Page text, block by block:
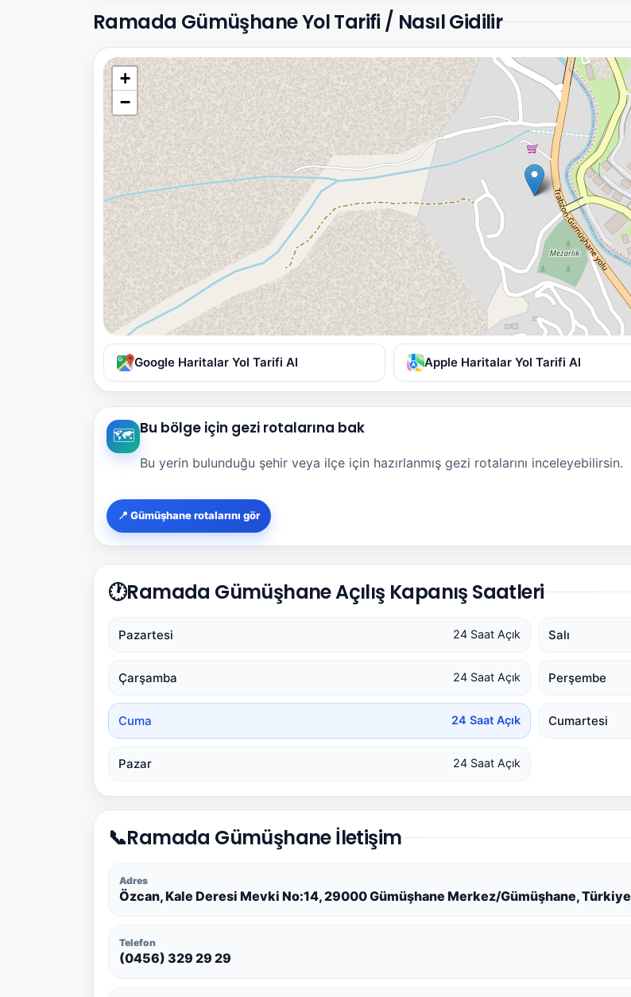
Ramada Gümüşhane Yol Tarifi / Nasıl Gidilir
+
−
Google Haritalar Yol Tarifi Al Apple Haritalar Yol Tarifi Al
🗺️ Bu bölge için gezi rotalarına bak
Bu yerin bulunduğu şehir veya ilçe için hazırlanmış gezi rotalarını inceleyebilirsin.
📍 Gümüşhane rotalarını gör
🕐Ramada Gümüşhane Açılış Kapanış Saatleri
Pazartesi 24 Saat Açık Salı
Çarşamba 24 Saat Açık Perşembe
Cuma 24 Saat Açık Cumartesi
Pazar 24 Saat Açık
📞Ramada Gümüşhane İletişim
Adres
Özcan, Kale Deresi Mevki No:14, 29000 Gümüşhane Merkez/Gümüşhane, Türkiye
Telefon
(0456) 329 29 29